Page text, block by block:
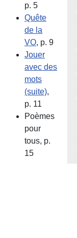
p. 5
Quête
de la
VO, p. 9
Jouer
avec des
mots
(suite),
p. 11
Poèmes
pour
tous, p.
15